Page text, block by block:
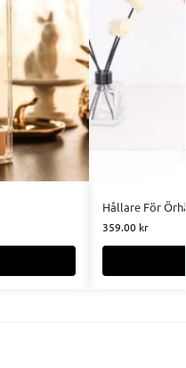
Hållare För
359.00 kr